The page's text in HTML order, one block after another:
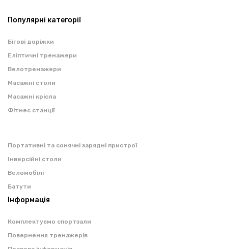
Популярні категорії
Бігові доріжки
Еліптичні тренажери
Велотренажери
Масажні столи
Масажні крісла
Фітнес станції
Портативні та сонячні зарядні пристрої
Інверсійні столи
Веломобілі
Батути
Інформація
Комплектуємо спортзали
Повернення тренажерів